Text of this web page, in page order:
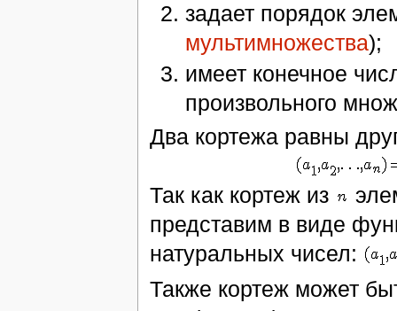
задает порядок
мультимножества);
имеет конечное
произвольного
Два кортежа равны
Так как кортеж из
представим в виде
натуральных чисел:
Также кортеж может